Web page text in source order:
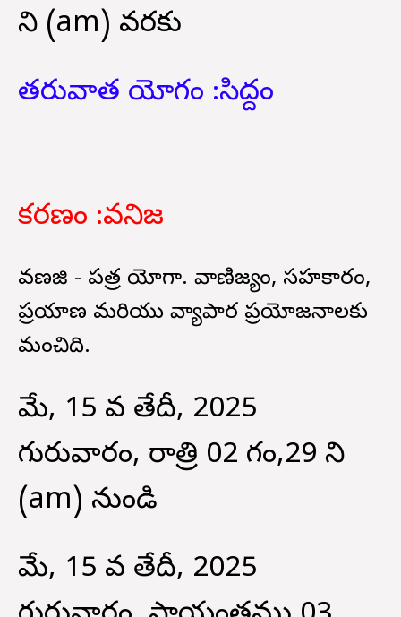
ని (am) వరకు
తరువాత యోగం :సిద్దం
కరణం :వనిజ
వణజి - పవిత్ర యోగా. వాణిజ్యం, సహకారం,
ప్రయాణ మరియు వ్యాపార ప్రయోజనాలకు
మంచిది.
మే, 15 వ తేదీ, 2025
గురువారం, రాత్రి 02 గం,29 ని
(am) నుండి
మే, 15 వ తేదీ, 2025